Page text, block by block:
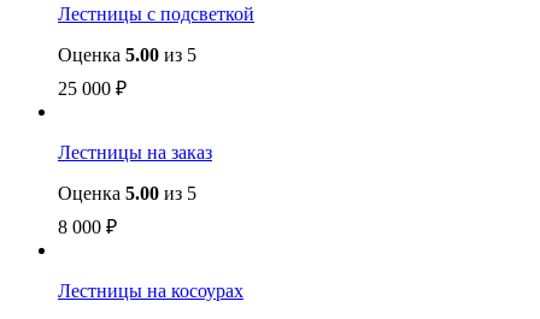
Лестницы с подсветкой
Оценка 5.00 из 5
25 000 ₽
Лестницы на заказ
Оценка 5.00 из 5
8 000 ₽
Лестницы на косоурах